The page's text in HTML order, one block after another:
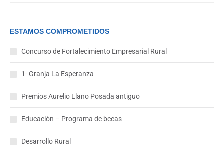
ESTAMOS COMPROMETIDOS
Concurso de Fortalecimiento Empresarial Rural
1- Granja La Esperanza
Premios Aurelio Llano Posada antiguo
Educación – Programa de becas
Desarrollo Rural